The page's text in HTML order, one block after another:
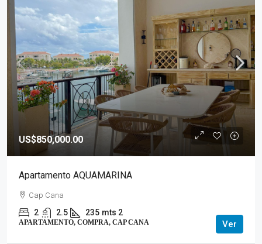
US$850,000.00
Apartamento AQUAMARINA
Cap Cana
2 2.5 235 mts 2
APARTAMENTO, COMPRA, CAP CANA Ver